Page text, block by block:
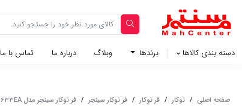
دسته بندی کالاها برندها وبلاگ‌ درباره ما تماس با ما
صفحه اصلی / توکار / فر توکار / فر توکار سینجر / فر توکار سینجر مدل 8633EA